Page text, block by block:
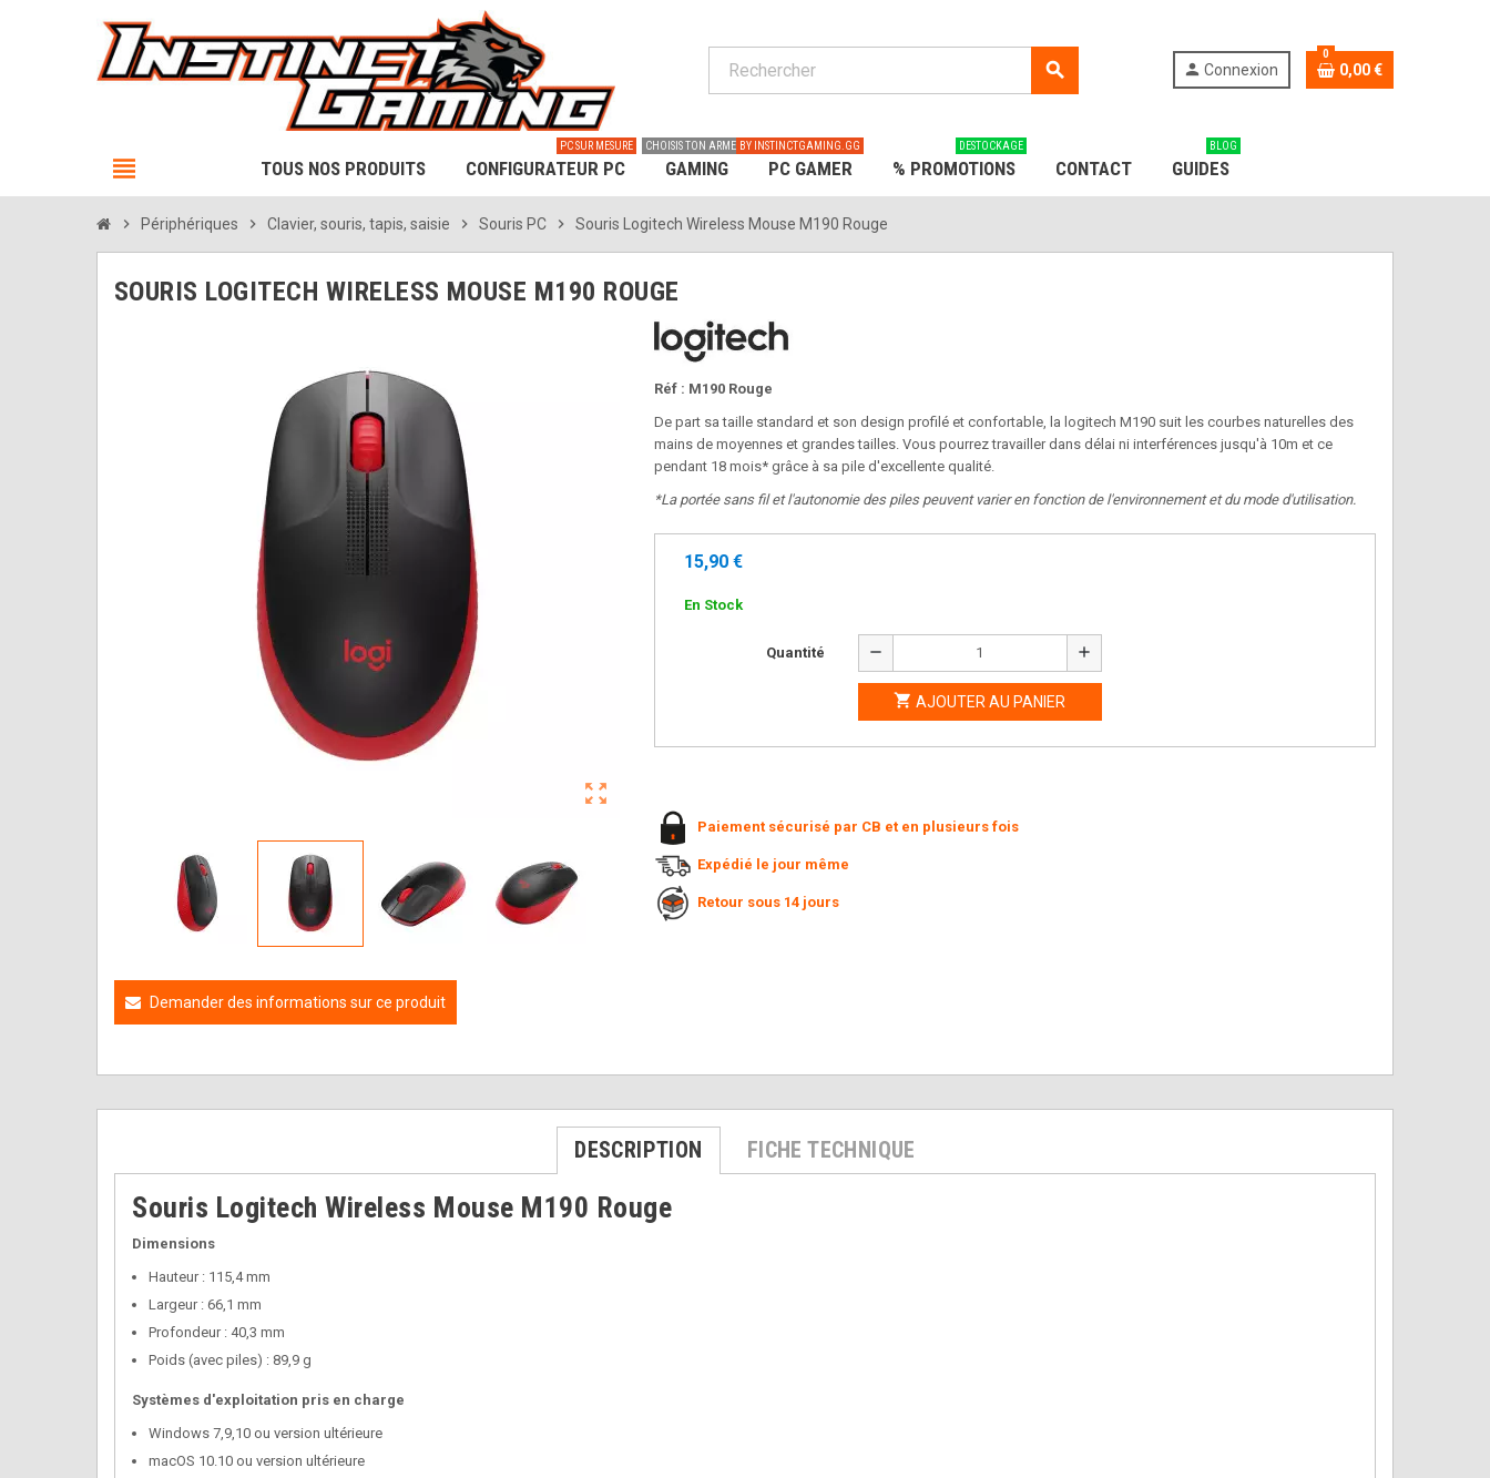
search person Connexion
0
0,00 €
view_headline TOUS NOS PRODUITS CONFIGURATEUR PC
PC SUR MESURE
GAMING
CHOISIS TON ARME
PC GAMER
BY INSTINCTGAMING.GG
% PROMOTIONS
DESTOCKAGE
CONTACT GUIDES
BLOG
chevron_right Périphériques chevron_right Clavier, souris, tapis, saisie chevron_right Souris PC chevron_right Souris Logitech Wireless Mouse M190 Rouge
SOURIS LOGITECH WIRELESS MOUSE M190 ROUGE
zoom_out_map
Demander des informations sur ce produit
Réf : M190 Rouge
De part sa taille standard et son design profilé et confortable, la logitech M190 suit les courbes naturelles des
mains de moyennes et grandes tailles. Vous pourrez travailler dans délai ni interférences jusqu'à 10m et ce
pendant 18 mois* grâce à sa pile d'excellente qualité.
*La portée sans fil et l'autonomie des piles peuvent varier en fonction de l'environnement et du mode d'utilisation.
15,90 €
En Stock
Quantité remove add
 AJOUTER AU PANIER
Paiement sécurisé par CB et en plusieurs fois
Expédié le jour même
Retour sous 14 jours
DESCRIPTION FICHE TECHNIQUE
Souris Logitech Wireless Mouse M190 Rouge
Dimensions
Hauteur : 115,4 mm
Largeur : 66,1 mm
Profondeur : 40,3 mm
Poids (avec piles) : 89,9 g
Systèmes d'exploitation pris en charge
Windows 7,9,10 ou version ultérieure
macOS 10.10 ou version ultérieure